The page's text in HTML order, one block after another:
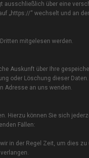
über eine
„https://“ wechselt und an
mitgelesen werden.
Auskunft über Ihre
oder Löschung dieser
Adresse an uns wenden.
Hierzu können Sie sich
Fällen:
in der Regel Zeit, um dies zu